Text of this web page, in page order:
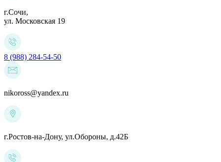
г.Сочи,
ул. Московская 19
8 (988) 284-54-50
nikoross@yandex.ru
г.Ростов-на-Дону, ул.Обороны, д.42Б